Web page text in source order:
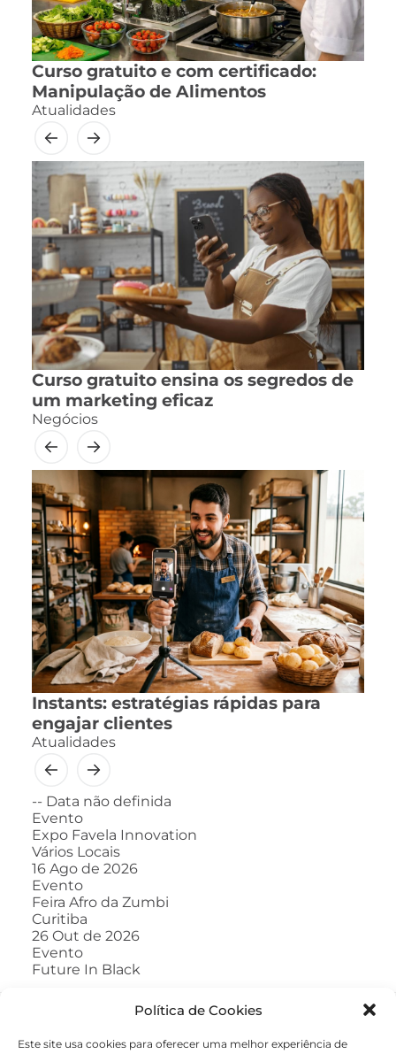
Política de Cookies
Este site usa cookies para oferecer uma melhor experiência de
Curso gratuito e com certificado:
Manipulação de Alimentos
Atualidades
Curso gratuito ensina os segredos de
um marketing eficaz
Negócios
Instants: estratégias rápidas para
engajar clientes
Atualidades
-- Data não definida
Evento
Expo Favela Innovation
Vários Locais
16 Ago de 2026
Evento
Feira Afro da Zumbi
Curitiba
26 Out de 2026
Evento
Future In Black